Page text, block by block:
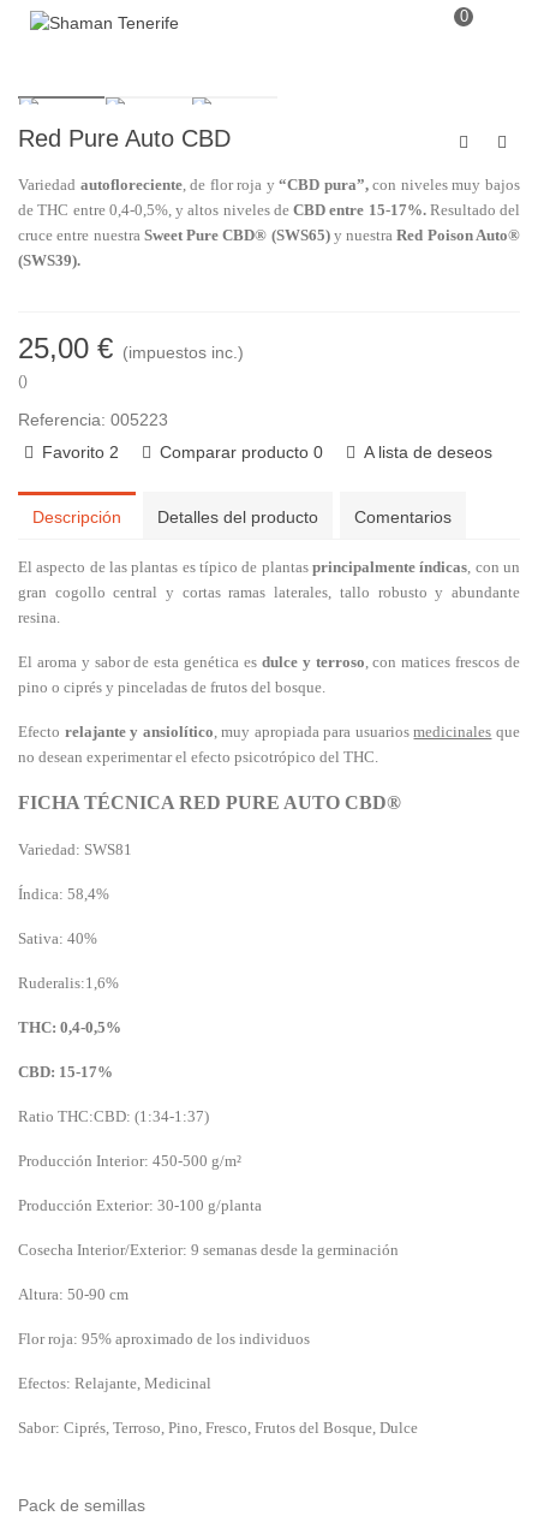
0
Red Pure Auto CBD
Variedad autofloreciente, de flor roja y “CBD pura”,con niveles muy bajos
de THC entre 0,4-0,5%, y altos niveles de CBD entre 15-17%.Resultado del
cruce entre nuestra Sweet Pure CBD® (SWS65)y nuestraRed Poison Auto®
(SWS39).
25,00 € (impuestos inc.)
()
Referencia: 005223
Favorito 2 Comparar producto 0 A lista de deseos
Descripción Detalles del producto Comentarios
El aspecto de las plantas es típico de plantas principalmente índicas, con un
gran cogollo central y cortas ramas laterales, tallo robusto y abundante
resina.
El aroma y sabor de esta genética es dulce y terroso, con matices frescos de
pino o ciprés y pinceladas de frutos del bosque.
Efecto relajante y ansiolítico, muy apropiada para usuariosmedicinales que
no desean experimentar el efecto psicotrópico del THC.
FICHA TÉCNICA RED PURE AUTO CBD®
Variedad: SWS81
Índica: 58,4%
Sativa: 40%
Ruderalis:1,6%
THC: 0,4-0,5%
CBD: 15-17%
Ratio THC:CBD: (1:34-1:37)
Producción Interior: 450-500 g/m²
Producción Exterior: 30-100 g/planta
Cosecha Interior/Exterior: 9 semanas desde la germinación
Altura: 50-90 cm
Flor roja: 95% aproximado de los individuos
Efectos: Relajante, Medicinal
Sabor: Ciprés, Terroso, Pino, Fresco, Frutos del Bosque, Dulce
Pack de semillas